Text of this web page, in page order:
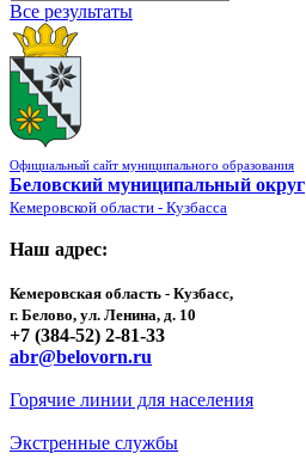
Все результаты
Официальный сайт муниципального образования
Беловский муниципальный округ
Кемеровской области - Кузбасса
Наш адрес:
Кемеровская область - Кузбасс,
г. Белово, ул. Ленина, д. 10
+7 (384-52) 2-81-33
abr@belovorn.ru
Горячие линии для населения
Экстренные службы